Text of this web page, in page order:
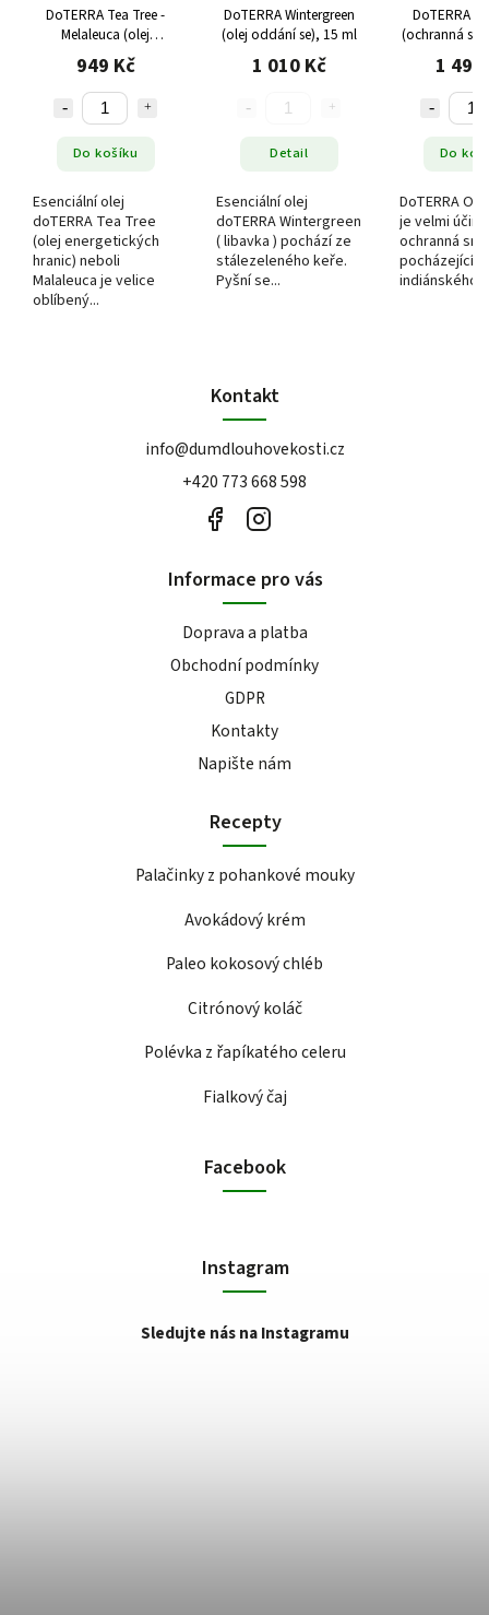
DoTERRA Tea Tree -
Melaleuca (olej
energetických hranic),
15 ml
949 Kč
Do košíku
Esenciální olej
doTERRA Tea Tree
(olej energetických
hranic) neboli
Malaleuca je velice
oblíbený...
DoTERRA Wintergreen
(olej oddání se), 15 ml
1 010 Kč
Detail
Esenciální olej
doTERRA Wintergreen
( libavka ) pochází ze
stálezeleného keře.
Pyšní se...
DoTERRA
(ochranná
1 499
Do
DoTERRA On
je velmi
ochranná
pocházející
indiánského
Kontakt
info@dumdlouhovekosti.cz
+420 773 668 598
Informace pro vás
Doprava a platba
Obchodní podmínky
GDPR
Kontakty
Napište nám
Recepty
Palačinky z pohankové mouky
Avokádový krém
Paleo kokosový chléb
Citrónový koláč
Polévka z řapíkatého celeru
Fialkový čaj
Facebook
Instagram
Sledujte nás na Instagramu